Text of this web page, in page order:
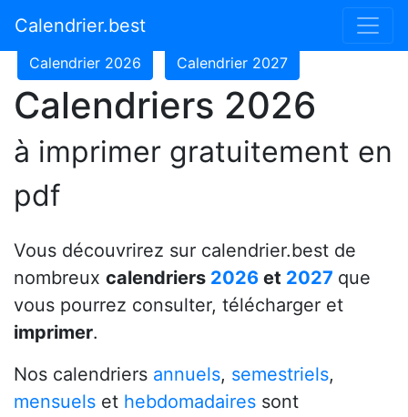
Calendrier.best
Calendrier 2024
Calendrier 2026 Calendrier 2027
Calendriers 2026
à imprimer gratuitement en
pdf
Vous découvrirez sur calendrier.best de
nombreux calendriers 2026 et 2027 que
vous pourrez consulter, télécharger et
imprimer.
Nos calendriers annuels, semestriels,
mensuels et hebdomadaires sont